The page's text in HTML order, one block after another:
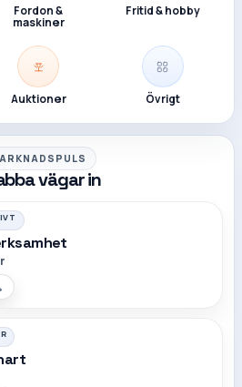
Fordon &
maskiner
Fritid & hobby
Auktioner Övrigt
vägar in